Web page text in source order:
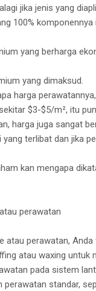
jika jenis yang
100% komponennya
yang berharga
yang dimaksud.
harga
$3-$5/m², itu
harga juga sangat
terlibat dan jika
kan mengapa
perawatan
atau perawatan, Anda
atau waxing untuk
pada sistem
perawatan standar,